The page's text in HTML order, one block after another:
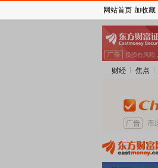
财经 焦点
网站首页 加收藏